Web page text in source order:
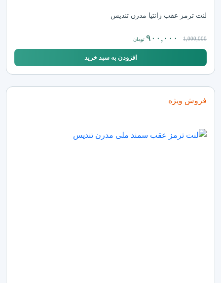
لنت ترمز عقب زانتیا مدرن تندیس
1,000,000 ۹۰۰,۰۰۰ تومان
افزودن به سبد خرید
فروش ویژه